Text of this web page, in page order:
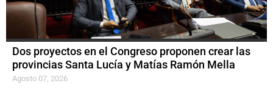
Dos proyectos en el Congreso proponen crear las
provincias Santa Lucía y Matías Ramón Mella
Agosto 07, 2026